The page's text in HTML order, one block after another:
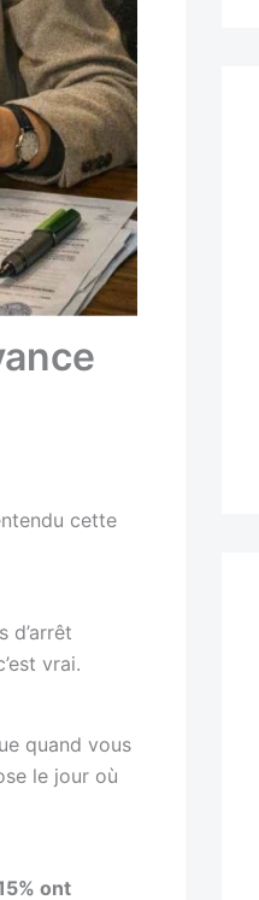
cette
d’arrêt
vrai.
quand vous
le jour où
ont